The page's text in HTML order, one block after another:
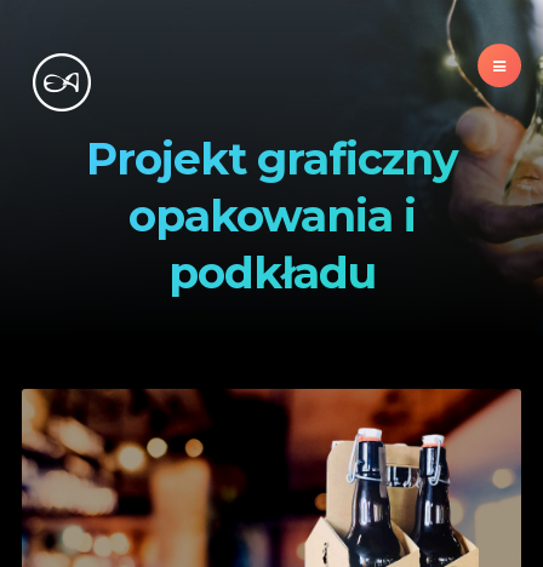
Projekt graficzny
opakowania i
podkładu